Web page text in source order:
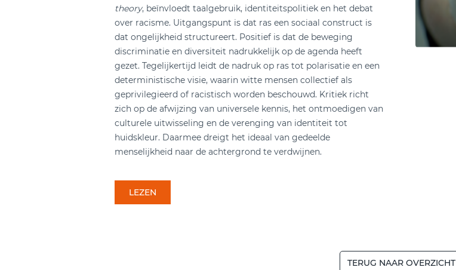
theory, beïnvloedt taalgebruik, identiteitspolitiek en het debat
over racisme. Uitgangspunt is dat ras een sociaal construct is
dat ongelijkheid structureert. Positief is dat de beweging
discriminatie en diversiteit nadrukkelijk op de agenda heeft
gezet. Tegelijkertijd leidt de nadruk op ras tot polarisatie en een
deterministische visie, waarin witte mensen collectief als
geprivilegieerd of racistisch worden beschouwd. Kritiek richt
zich op de afwijzing van universele kennis, het ontmoedigen van
culturele uitwisseling en de verenging van identiteit tot
huidskleur. Daarmee dreigt het ideaal van gedeelde
menselijkheid naar de achtergrond te verdwijnen.
LEZEN
TERUG NAAR OVERZICHT